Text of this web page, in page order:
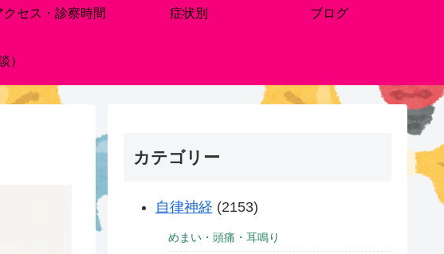
クセス・診察時間 症状別 ブログ
）
カテゴリー
自律神経 (2153)
めまい・頭痛・耳鳴り